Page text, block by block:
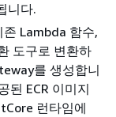
니다.
Lambda 함수,
도구로 변환하
를 생성합니
된 ECR 이미지
런타임에